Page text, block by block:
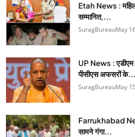
Etah News :
सम्मानित,...
SuragBureauMay
UP News :
पीसीएस अफसरों के...
SuragBureauMay
Farrukhabad
सामने गंगा...